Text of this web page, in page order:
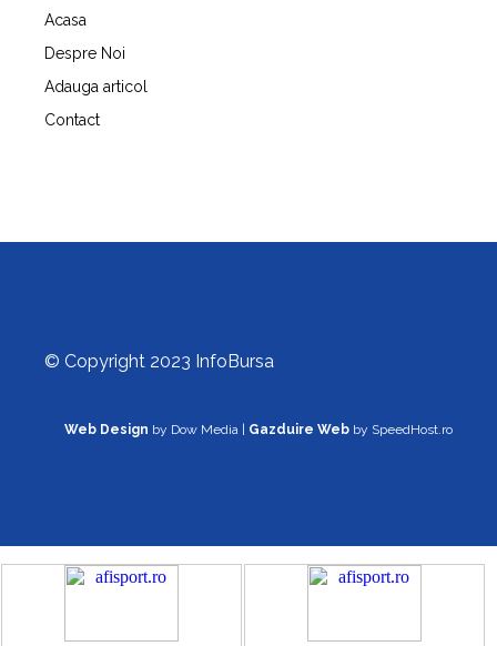
Acasa
Despre Noi
Adauga articol
Contact
© Copyright 2023 InfoBursa
Web Design by Dow Media | Gazduire Web by SpeedHost.ro